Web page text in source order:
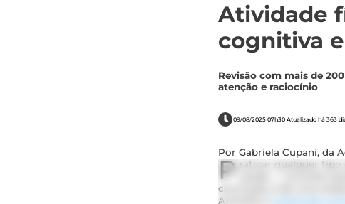
Atividade
cognitiva
Revisão com mais de
atenção e raciocínio
09/08/2025 07h30 Atualizado há 363
Por Gabriela Cupani, da
P raticar qualquer tipo
conclusão é de uma
Austrália e